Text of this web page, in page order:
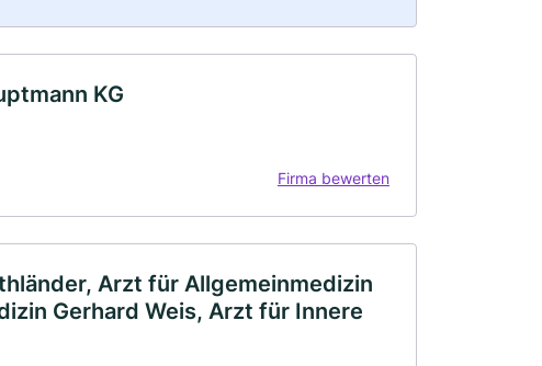
KG
Firma bewerten
Arzt für Allgemeinmedizin
Gerhard Weis, Arzt für Innere